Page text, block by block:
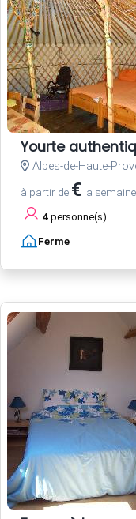
Yourte
Alpes-de-Haute-
à partir de € la semaine
4 personne(s)
Ferme